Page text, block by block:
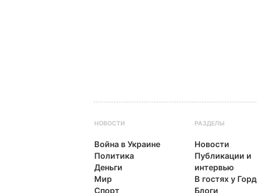
НОВОСТИ
Война в Украине
Политика
Деньги
Мир
Спорт
РАЗДЕЛЫ
Новости
Публикации и
интервью
В гостях у
Блоги